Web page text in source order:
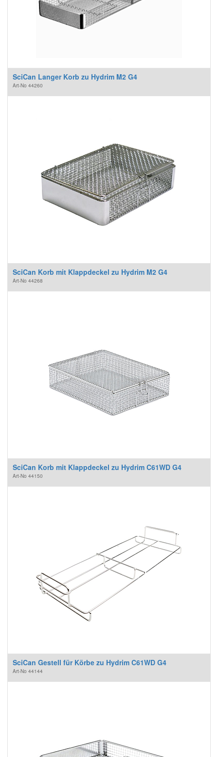
SciCan Langer Korb zu Hydrim M2 G4
Art-No 44260
SciCan Korb mit Klappdeckel zu Hydrim M2 G4
Art-No 44268
SciCan Korb mit Klappdeckel zu Hydrim C61WD G4
Art-No 44150
SciCan Gestell für Körbe zu Hydrim C61WD G4
Art-No 44144